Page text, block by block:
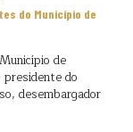
do Município de
de
do
desembargador